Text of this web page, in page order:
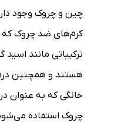
چین و چروک وجود
کرم‌های ضد چروک
ترکیباتی مانند اسید
هستند و همچنین
خانگی که به عنوان
چروک استفاده